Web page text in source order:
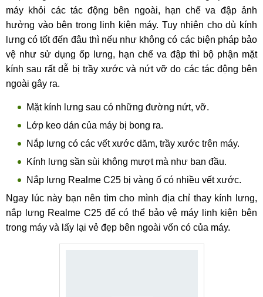
máy khỏi các tác động bên ngoài, hạn chế va đập ảnh
hưởng vào bên trong linh kiện máy. Tuy nhiên cho dù kính
lưng có tốt đến đâu thì nếu như không có các biện pháp bảo
vệ như sử dụng ốp lưng, hạn chế va đập thì bộ phận mặt
kính sau rất dễ bị trầy xước và nứt vỡ do các tác động bên
ngoài gây ra.
Mặt kính lưng sau có những đường nứt, vỡ.
Lớp keo dán của máy bị bong ra.
Nắp lưng có các vết xước dăm, trầy xước trên máy.
Kính lưng sần sùi không mượt mà như ban đầu.
Nắp lưng Realme C25 bị vàng ố có nhiều vết xước.
Ngay lúc này bạn nên tìm cho mình địa chỉ thay kính lưng,
nắp lưng Realme C25 để có thể bảo vệ máy linh kiện bên
trong máy và lấy lại vẻ đẹp bên ngoài vốn có của máy.